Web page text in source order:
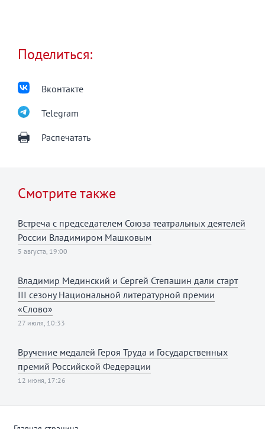
Поделиться:
Вконтакте
Telegram
Распечатать
Смотрите также
Встреча с председателем Союза театральных деятелей
России Владимиром Машковым
5 августа, 19:00
Владимир Мединский и Сергей Степашин дали старт
III сезону Национальной литературной премии
«Слово»
27 июля, 10:33
Вручение медалей Героя Труда и Государственных
премий Российской Федерации
12 июня, 17:26